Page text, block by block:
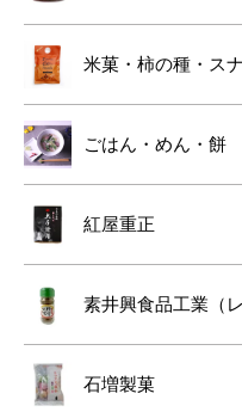
米菓・柿の種・ス
ごはん・めん・餅
紅屋重正
素井興食品工業（
石増製菓